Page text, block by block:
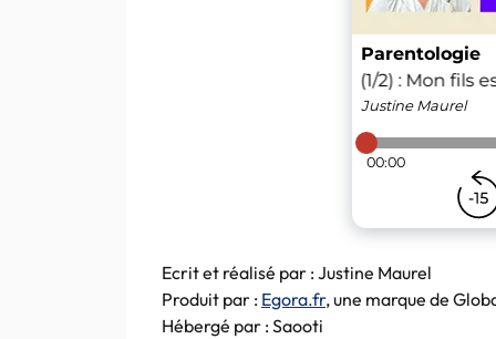
Ecrit et réalisé par : Justine Maurel
Produit par : Egora.fr, une marque de
Hébergé par : Saooti